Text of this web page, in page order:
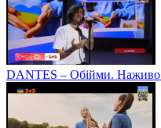
DANTES – Обійми. Наживо